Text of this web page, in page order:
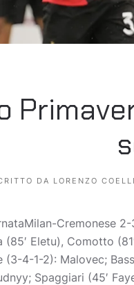
DA LORENZO COELLI
Cremonese
(85′ Eletu), Comotto
(3-4-1-2): Malovec;
Spaggiari (45′